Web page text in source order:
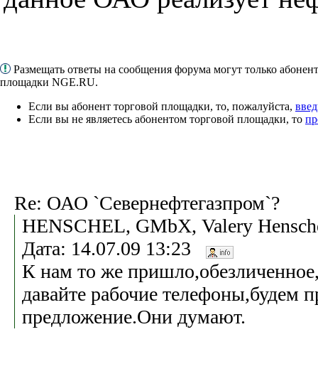
Размещать ответы на сообщения форума могут только
площадки NGE.RU.
Если вы абонент торговой площадки, то, пожалуйста,
Если вы не являетесь абонентом торговой площадки, то
Re: ОАО `Севернефтегазпром`?
HENSCHEL, GMbX, Valery
Дата: 14.07.09 13:23
К нам то же
давайте рабочие телефоны,будем
предложение.Они думают.